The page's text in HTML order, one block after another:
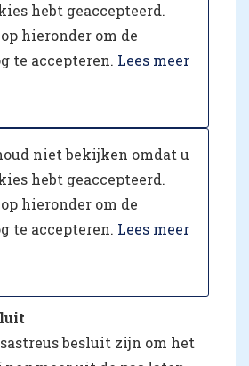
hebt geaccepteerd.
hieronder om de
te accepteren. Lees meer
niet bekijken omdat u
hebt geaccepteerd.
hieronder om de
te accepteren. Lees meer
besluit zijn om het